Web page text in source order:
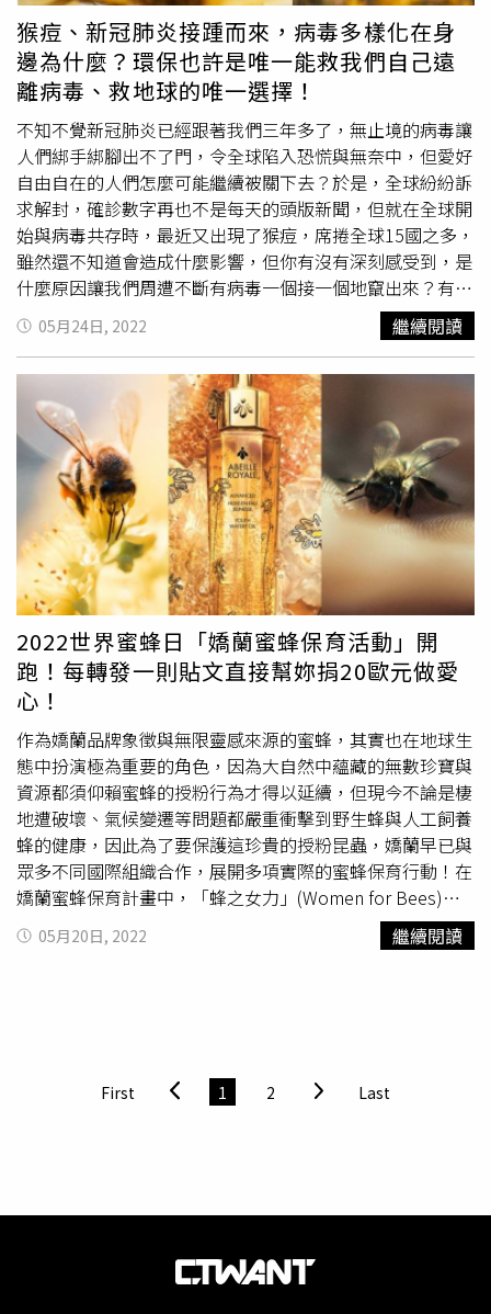
流程或至「藝術沙龍高訂香氛藝廊 期間限定店」透過香氛
諮詢師的引導，媒合出推薦的香氣，更有效率找到香氛摯
愛，邀請您前往「法國嬌蘭藝術沙龍香氛藝廊」期間限定精
品店，體驗嬌蘭獨一無二的法式高訂香氛服務。
術沙龍香氛藝廊期間限定精品店，活動地點：新光信義A11
1F近松壽路出口，活動期間：2022.10.13 – 2023.2.28。
（圖／品牌提供）
猴痘、新冠肺炎接踵而來，病毒多樣化在身
邊為什麼？環保也許是唯一能救我們自己遠
離病毒、救地球的唯一選擇！
不知不覺新冠肺炎已經跟著我們三年多了，無止境的病毒讓
人們綁手綁腳出不了門，令全球陷入恐慌與無奈中，但愛好
自由自在的人們怎麼可能繼續被關下去？於是，全球紛紛訴
求解封，確診數字再也不是每天的頭版新聞，但就在全球開
始與病毒共存時，最近又出現了猴痘，席捲全球15國之多，
雖然還不知道會造成什麼影響，但你有沒有深刻感受到，是
什麼原因讓我們周遭不斷有病毒一個接一個地竄出來？有人
說是全球暖化造成的南北極冰川融化，將許多絕跡已久的病
毒一起釋放出來了，也許吧！就是因為人類的不珍惜，過度
我們，電影上演的那些人類終究會被地球反撲的情節，好像
真的正在發生中！地球人口過剩、汙染過剩，所以物競天擇
的狀況下，勢必要淘汰一些人，才能正常運作！ （圖／歐
舒丹、永在林業提供）但難道沒有別的方法讓我們人類遠離
病毒逃過一劫？其實這幾年來， 全球有許多環保人士和大
型企業積極參與永續計畫， 就在我們每天製造垃圾多到地
球已經無法負荷的同時，身為地球一份子的你我是不是該從
自身做起，愛地球做環保才是真的是唯一遠離病毒的生路！
安潔莉娜裘莉X法國嬌蘭X聯合國的養蜂計畫牽一髮動全身，
世界上若沒有蜜蜂，將會是如何呢？蜜蜂數量下降將造成世
界糧食短缺、生物營養不良、危害環境安全，食物鏈的影響
就是這麼殘酷，而解決這些問題成為嬌蘭堅持的目標。今年
嬌蘭X聯合國教科文組織(UNESCO)合作之 Women For
Bees 蜂之女力計畫已經第二屆，這個培訓在柬埔寨展開！
由蜂之女力計畫教母、同時也是嬌蘭品牌謬思的好萊塢女星
安潔莉娜·裘莉(Angelina Jolie)發起長達六個月的養蜂培訓
計畫。 （圖／嬌蘭提供）裘莉帶領蜂之女力計畫第一屆畢
業的女性養蜂人安格莉娜‧卡內洛布魯(Aggelina
Kanellopoulou)一同前往柬埔寨，向柬埔寨生物圈保護區
來自暹粒、三羅區、洞里薩湖的女性分享養蜂經驗、交流最
佳養蜂方式，此計畫旨在幫助培訓女性成為專業養蜂人，並
加入全世界女性創業家的網絡中。蜜蜂不僅是
法國嬌蘭的品
蘭的合作計畫於柬埔寨洞里薩湖生物圈保護區以及三羅區實
施，並跟MJP基金會攜手合作，幫助培訓女性成為養蜂人，
畫法國天然植萃保養品牌歐舒丹L’OCCITANE從每天的保
後大舉在科西嘉島進行大規模永續野生蠟菊栽種計畫、搶救
即將消失的普羅旺斯薰衣草以保存生態自然遺產的絕美景
05月24日, 2022 繼續閱讀
2022世界蜜蜂日「嬌蘭蜜蜂保育活動」開
跑！每轉發一則貼文直接幫妳捐20歐元做愛
心！
作為嬌蘭品牌象徵與無限靈感來源的蜜蜂，其實也在地球生
態中扮演極為重要的角色，因為大自然中蘊藏的無數珍寶與
資源都須仰賴蜜蜂的授粉行為才得以延續，但現今不論是棲
地遭破壞、氣候變遷等問題都嚴重衝擊到野生蜂與人工飼養
蜂的健康，因此為了要保護這珍貴的授粉昆蟲，嬌蘭早已與
眾多不同國際組織合作，展開多項實際的蜜蜂保育行動！在
嬌蘭蜜蜂保育計畫中，「蜂之女力」(Women for Bees)計
畫是與聯合國教科文組織(UNESCO)合作，宗旨是要培訓出
UNESCO生物圈保護區的新一批女性養蜂人。（圖／取自
募集到100萬歐元，並將總金額全部捐贈予嬌蘭蜜蜂保育計
畫，為守護蜜蜂再盡一份心力。正因為感受到蜜蜂的重要
IG所發布的托馬斯‧利貝提尼設計之圖像內文，並於內文附
就幫妳主動捐贈20歐元！當然如果妳是嬌蘭粉絲，剛好有想
入手它們的任何美妝產品的話，在活動期間內凡於嬌蘭百貨
05月20日, 2022 繼續閱讀
First 1 2 Last